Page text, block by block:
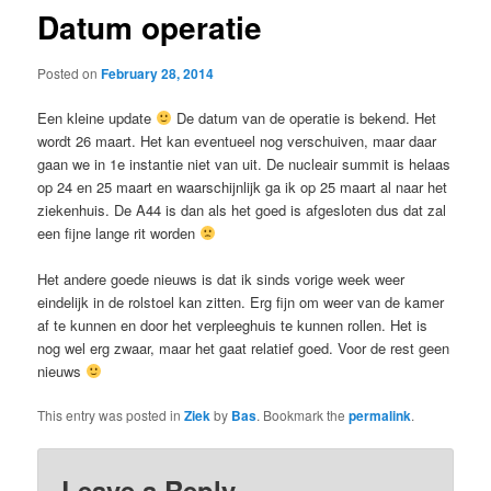
Datum operatie
Posted onFebruary 28, 2014
Een kleine update
De datum van de operatie is bekend. Het
wordt 26 maart. Het kan eventueel nog verschuiven, maar daar
gaan we in 1e instantie niet van uit. De nucleair summit is helaas
op 24 en 25 maart en waarschijnlijk ga ik op 25 maart al naar het
ziekenhuis. De A44 is dan als het goed is afgesloten dus dat zal
een fijne lange rit worden
Het andere goede nieuws is dat ik sinds vorige week weer
eindelijk in de rolstoel kan zitten. Erg fijn om weer van de kamer
af te kunnen en door het verpleeghuis te kunnen rollen. Het is
nog wel erg zwaar, maar het gaat relatief goed. Voor de rest geen
nieuws
This entry was posted inZiekby Bas. Bookmark thepermalink.